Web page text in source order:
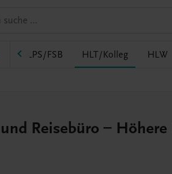
HLPS/FSB HLT/Kolleg HLW
Reisebüro –